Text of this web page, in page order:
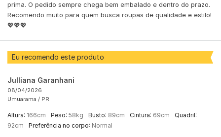
prima. O pedido sempre chega bem embalado e dentro do prazo.
Recomendo muito para quem busca roupas de qualidade e estilo!
💖💖💖
Eu recomendo este produto
Julliana Garanhani
08/04/2026
Umuarama / PR
Altura: 166cm Peso: 58kg Busto: 89cm Cintura: 69cm
Quadril:
92cm
Preferência no corpo: Normal